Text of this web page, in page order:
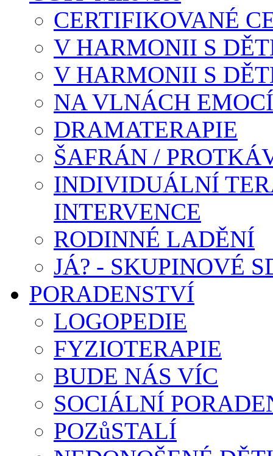
CERTIFIKOVANÉ
V HARMONII S
V HARMONII S
NA VLNÁCH EMOCÍ
DRAMATERAPIE
ŠAFRÁN /
INDIVIDUÁLNÍ
INTERVENCE
RODINNÉ LADĚNÍ
JÁ? - SKUPINOVÉ
PORADENSTVÍ
LOGOPEDIE
FYZIOTERAPIE
BUDE NÁS VÍC
SOCIÁLNÍ
POZůSTALÍ